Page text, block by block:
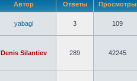
Автор Ответы Просмотры
yabagl 3 109
Denis Silantiev 289 42245